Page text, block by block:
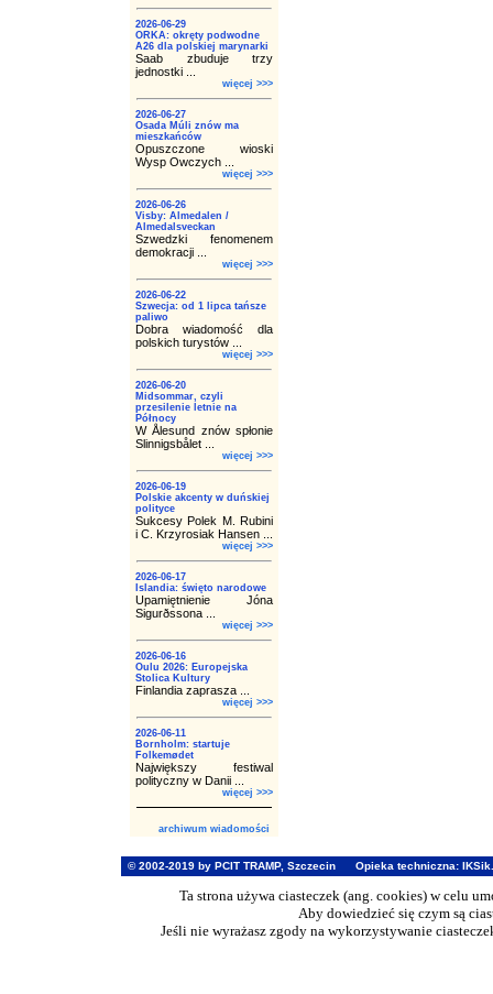
2026-06-29
ORKA: okręty podwodne
A26 dla polskiej marynarki
Saab zbuduje trzy
jednostki ...
więcej >>>
2026-06-27
Osada Múli znów ma
mieszkańców
Opuszczone wioski
Wysp Owczych ...
więcej >>>
2026-06-26
Visby: Almedalen /
Almedalsveckan
Szwedzki fenomenem
demokracji ...
więcej >>>
2026-06-22
Szwecja: od 1 lipca tańsze
paliwo
Dobra wiadomość dla
polskich turystów ...
więcej >>>
2026-06-20
Midsommar, czyli
przesilenie letnie na
Północy
W Ålesund znów spłonie
Slinnigsbålet ...
więcej >>>
2026-06-19
Polskie akcenty w duńskiej
polityce
Sukcesy Polek M. Rubini
i C. Krzyrosiak Hansen ...
więcej >>>
2026-06-17
Islandia: święto narodowe
Upamiętnienie Jóna
Sigurðssona ...
więcej >>>
2026-06-16
Oulu 2026: Europejska
Stolica Kultury
Finlandia zaprasza ...
więcej >>>
2026-06-11
Bornholm: startuje
Folkemødet
Największy festiwal
polityczny w Danii ...
więcej >>>
archiwum wiadomości
© 2002-2019 by PCIT TRAMP, Szczecin Opieka techniczna:
Ta strona używa ciasteczek (ang. cookies) w celu
Aby dowiedzieć się czym są
Jeśli nie wyrażasz zgody na wykorzystywanie